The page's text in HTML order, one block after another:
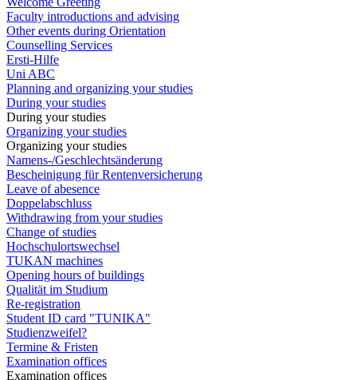
Faculty introductions and advising
Other events during Orientation
Counselling Services
Ersti-Hilfe
Uni ABC
Planning and organizing your studies
During your studies
During your studies
Organizing your studies
Organizing your studies
Namens-/Geschlechtsänderung
Bescheinigung für Rentenversicherung
Leave of abesence
Doppelabschluss
Withdrawing from your studies
Change of studies
Hochschulortswechsel
TUKAN machines
Opening hours of buildings
Qualität im Studium
Re-registration
Student ID card "TUNIKA"
Studienzweifel?
Termine & Fristen
Examination offices
Examination offices